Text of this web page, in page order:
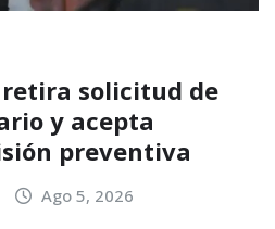
solicitud de
y acepta
preventiva
Ago 5, 2026